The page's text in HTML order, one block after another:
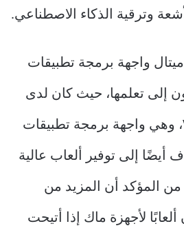
وترقية الذكاء الاصطناعي.
واجهة برمجة تطبيقات
إلى تعلمها، حيث كان لدى
آبل خيار دعم Vulkan، وهي واجهة برمجة تطبيقات
أيضًا إلى توفير ألعاب عالية
من المؤكد أن المزيد من
لأجهزة ماك إذا أتيحت